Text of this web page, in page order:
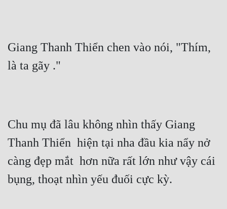
Giang Thanh Thiển chen vào nói, "Thím,
là ta gãy ."
Chu mụ đã lâu không nhìn thấy Giang
Thanh Thiển  hiện tại nha đầu kia nẩy nở
càng đẹp mắt  hơn nữa rất lớn như vậy cái
bụng, thoạt nhìn yếu đuối cực kỳ.